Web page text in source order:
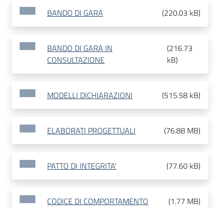
BANDO DI GARA (220.03 kB)
BANDO DI GARA IN
CONSULTAZIONE
(216.73
kB)
MODELLI DICHIARAZIONI (515.58 kB)
ELABORATI PROGETTUALI (76.88 MB)
PATTO DI INTEGRITA' (77.60 kB)
CODICE DI COMPORTAMENTO (1.77 MB)